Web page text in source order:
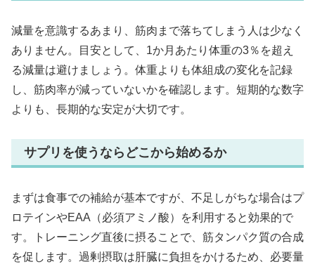
減量を意識するあまり、筋肉まで落ちてしまう人は少なく
ありません。目安として、1か月あたり体重の3％を超え
る減量は避けましょう。体重よりも体組成の変化を記録
し、筋肉率が減っていないかを確認します。短期的な数字
よりも、長期的な安定が大切です。
サプリを使うならどこから始めるか
まずは食事での補給が基本ですが、不足しがちな場合はプ
ロテインやEAA（必須アミノ酸）を利用すると効果的で
す。トレーニング直後に摂ることで、筋タンパク質の合成
を促します。過剰摂取は肝臓に負担をかけるため、必要量